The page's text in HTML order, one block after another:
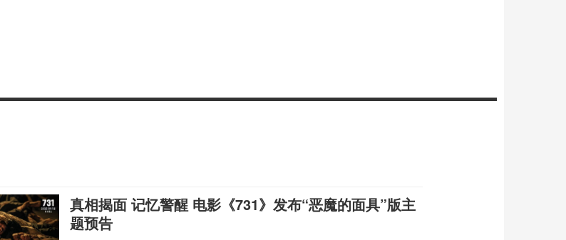
真相揭面 记忆警醒 电影《731》发布“恶魔的面具”版主
题预告